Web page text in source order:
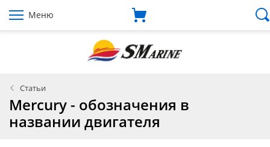
Меню
Статьи
Mercury - обозначения в
названии двигателя